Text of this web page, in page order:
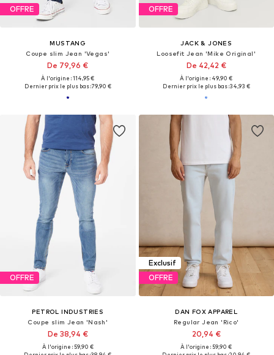
OFFRE
MUSTANG
Coupe slim Jean 'Vegas'
De 79,96 €
À l'origine : 114,95 €
Dernier prix le plus bas :79,90 €
OFFRE
JACK & JONES
Loosefit Jean 'Mike Original'
De 42,42 €
À l'origine : 49,90 €
Dernier prix le plus bas :34,93 €
OFFRE
PETROL INDUSTRIES
Coupe slim Jean 'Nash'
De 38,94 €
À l'origine : 59,90 €
Exclusif
OFFRE
DAN FOX APPAREL
Regular Jean 'Rico'
20,94 €
À l'origine : 59,90 €